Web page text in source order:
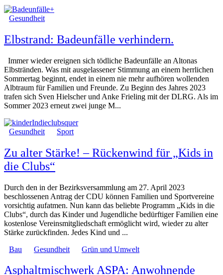
Gesundheit
Elbstrand: Badeunfälle verhindern.
Immer wieder ereignen sich tödliche Badeunfälle an Altonas
Elbstränden. Was mit ausgelassener Stimmung an einem herrlichen
Sommertag beginnt, endet in einem nie mehr aufhören wollenden
Albtraum für Familien und Freunde. Zu Beginn des Jahres 2023
trafen sich Sven Hielscher und Anke Frieling mit der DLRG. Als im
Sommer 2023 erneut zwei junge M...
Gesundheit Sport
Zu alter Stärke! – Rückenwind für „Kids in
die Clubs“
Durch den in der Bezirksversammlung am 27. April 2023
beschlossenen Antrag der CDU können Familien und Sportvereine
vorsichtig aufatmen. Nun kann das beliebte Programm „Kids in die
Clubs“, durch das Kinder und Jugendliche bedürftiger Familien eine
kostenlose Vereinsmitgliedschaft ermöglicht wird, wieder zu alter
Stärke zurückfinden. Jedes Kind und ...
Bau
Gesundheit Grün und Umwelt
Asphaltmischwerk ASPA: Anwohnende